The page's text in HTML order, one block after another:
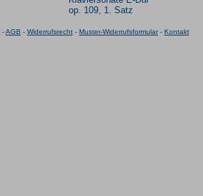
op. 109, 1. Satz
-AGB - Widerrufsrecht - Muster-Widerrufsformular- Kontakt